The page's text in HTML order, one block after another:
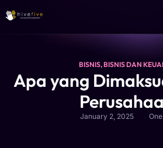
BISNIS,BISNIS DAN
Apa yang
January 2, 2025